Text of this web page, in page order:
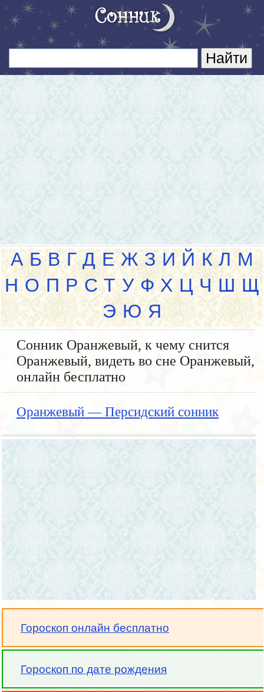
А Б В Г Д Е Ж З И Й К Л М
Н О П Р С Т У Ф Х Ц Ч Ш Щ
Э Ю Я
Сонник Оранжевый, к чему снится
Оранжевый, видеть во сне Оранжевый,
онлайн бесплатно
Оранжевый — Персидский сонник
Гороскоп онлайн бесплатно
Гороскоп по дате рождения